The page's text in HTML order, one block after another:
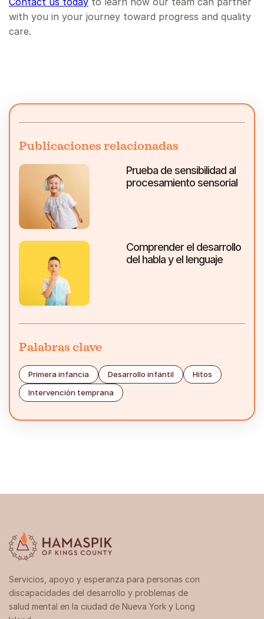
with you in your journey toward progress and quality
care.
Publicaciones relacionadas
Prueba de sensibilidad al
procesamiento sensorial
Comprender el desarrollo
del habla y el lenguaje
Palabras clave
Primera infancia Desarrollo infantil
Hitos
Intervención temprana
Servicios, apoyo y esperanza para personas con
discapacidades del desarrollo y problemas de
salud mental en la ciudad de Nueva York y Long